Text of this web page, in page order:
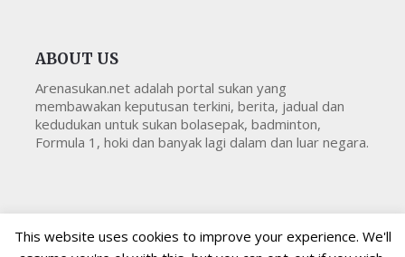
ABOUT US
Arenasukan.net adalah portal sukan yang
membawakan keputusan terkini, berita, jadual dan
kedudukan untuk sukan bolasepak, badminton,
Formula 1, hoki dan banyak lagi dalam dan luar negara.
This website uses cookies to improve your experience. We'll